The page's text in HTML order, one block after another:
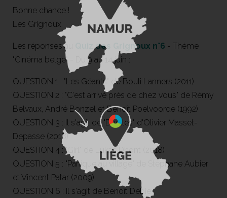
Bonne chance !
Les Grignoux
Les réponses au Quiz des Grignoux n°6 - Thème
"Cinéma belge" - Du 9 au 14 juin :
QUESTION 1 : "Les Géants" de Bouli Lanners (2011)
QUESTION 2 : "C'est arrivé près de chez vous" de Rémy
Belvaux, André Bonzel et Benoît Poelvoorde (1992)
QUESTION 3 : Il s'agit de "Duelles" d'Olivier Masset-
Depasse (2018)
QUESTION 4 : "Girl" de Lukas Dhont (2018)
QUESTION 5 : "Panique au village" de Stéphane Aubier
et Vincent Patar (2009)
QUESTION 6 : Il s'agit de Benoît Debie